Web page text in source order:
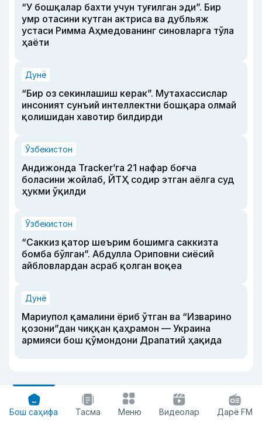
“У бошқалар бахти учун туғилган эди”. Бир
умр отасини кутган актриса ва дубльяж
устаси Римма Аҳмедованинг синовларга тўла
ҳаёти
Дунё
“Бир оз секинлашиш керак”. Мутахассислар
инсоният сунъий интеллектни бошқара олмай
қолишидан хавотир билдирди
Ўзбекистон
Андижонда Tracker’га 21 нафар боғча
боласини жойлаб, ЙТҲ содир этган аёлга суд
ҳукми ўқилди
Ўзбекистон
“Саккиз қатор шеърим бошимга саккизта
бомба бўлган”. Абдулла Ориповни сиёсий
айбловлардан асраб қолган воқеа
Дунё
Мариупол қамалини ёриб ўтган ва “Изварино
қозони”дан чиққан қаҳрамон — Украина
армияси бош қўмондони Драпатий ҳақида
Бош саҳифа Тасма Меню Видеолар Дарё FM